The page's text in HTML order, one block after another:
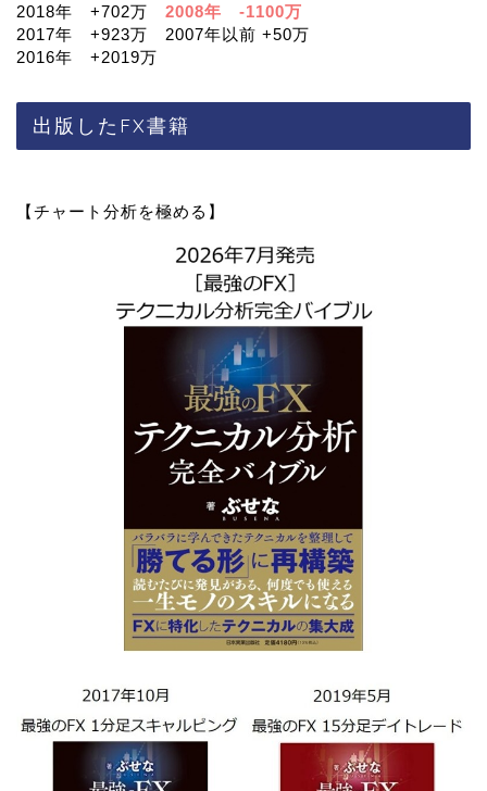
2018年 +702万 2008年 -1100万
2017年 +923万 2007年以前 +50万
2016年 +2019万
出版したFX書籍
【チャート分析を極める】